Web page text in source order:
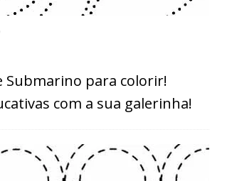
Submarino para colorir!
com a sua galerinha!